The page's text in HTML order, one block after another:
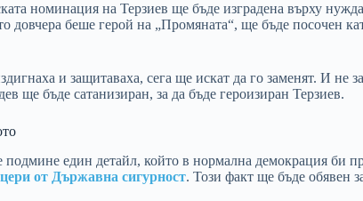
номинация на Терзиев ще бъде изградена върху
довчера беше герой на „Промяната“, ще бъде посочен
и защитаваха, сега ще искат да го заменят. И не
ще бъде сатанизиран, за да бъде героизиран Терзиев.
подмине един детайл, който в нормална демокрация би
от Държавна сигурност. Този факт ще бъде обявен